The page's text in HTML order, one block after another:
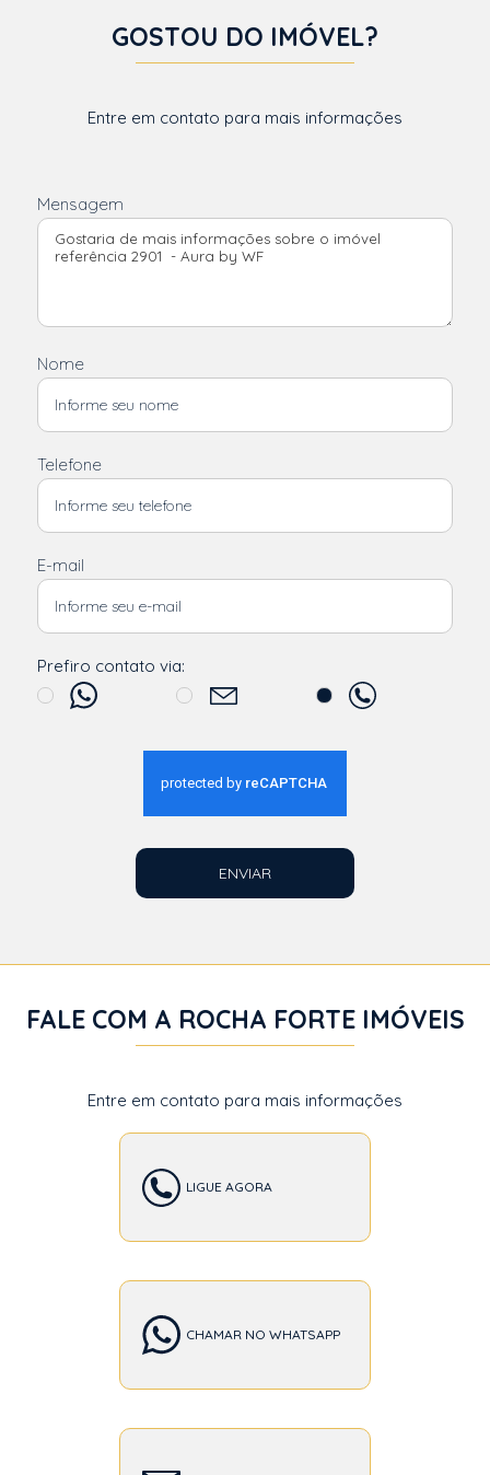
GOSTOU DO IMÓVEL?
Entre em contato para mais informações
Mensagem
Nome
Telefone
E-mail
Prefiro contato via:
ENVIAR
FALE COM A ROCHA FORTE IMÓVEIS
Entre em contato para mais informações
LIGUE AGORA
CHAMAR NO WHATSAPP